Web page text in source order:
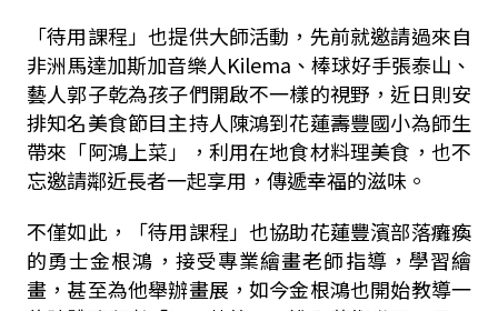
「待用課程」也提供大師活動，先前就邀請過來自
非洲馬達加斯加音樂人Kilema、棒球好手張泰山、
藝人郭子乾為孩子們開啟不一樣的視野，近日則安
排知名美食節目主持人陳鴻到花蓮壽豐國小為師生
帶來「阿鴻上菜」，利用在地食材料理美食，也不
忘邀請鄰近長者一起享用，傳遞幸福的滋味。
不僅如此，「待用課程」也協助花蓮豐濱部落癱瘓
的勇士金根鴻，接受專業繪畫老師指導，學習繪
畫，甚至為他舉辦畫展，如今金根鴻也開始教導一